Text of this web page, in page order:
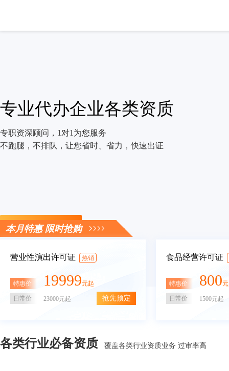
专业代办企业各类资质
专职资深顾问，1对1为您服务
不跑腿，不排队，让您省时、省力，快速出证
立即咨询
本月特惠 限时抢购
营业性演出许可证 热销
特惠价 19999元起
日常价 23000元起 抢先预定
食品经营许可证
特惠价 800
日常价 1500元起
各类行业必备资质 覆盖各类行业资质业务 过审率高